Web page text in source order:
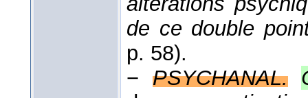
de ce double
p. 58).
− PSYCHANAL.